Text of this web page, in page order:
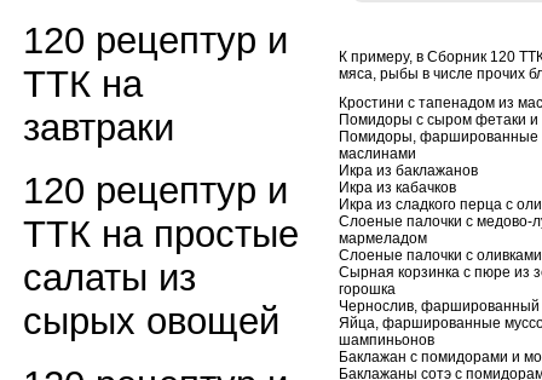
120 рецептур и
ТТК на
завтраки
120 рецептур и
ТТК на простые
салаты из
сырых овощей
К примеру, в Сборник 120
мяса, рыбы в числе прочих
Кростини с тапенадом из
Помидоры с сыром фетаки и
Помидоры, фаршированные
маслинами
Икра из баклажанов
Икра из кабачков
Икра из сладкого перца с
Слоеные палочки с медово-
мармеладом
Слоеные палочки с оливками
Сырная корзинка с пюре из
горошка
Чернослив, фаршированный
Яйца, фаршированные
шампиньонов
Баклажан с помидорами и
Баклажаны сотэ с